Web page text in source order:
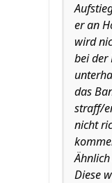
er an
wird
bei der
das
straff/
nicht
Diese